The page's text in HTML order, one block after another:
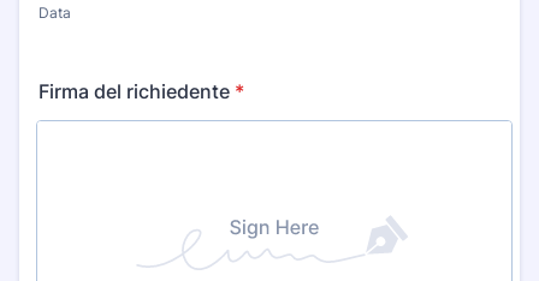
Data
Firma del richiedente *